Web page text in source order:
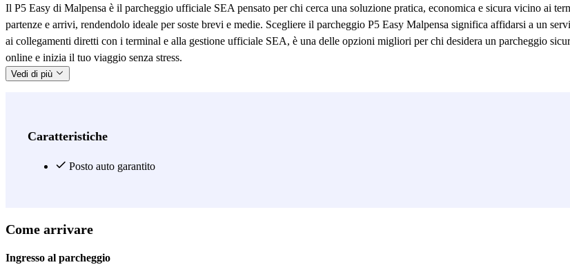
Il P5 Easy di Malpensa è il parcheggio ufficiale SEA pensato per chi cerca una soluzione pratica, economica e sicura vicino ai
partenze e arrivi, rendendolo ideale per soste brevi e medie. Scegliere il parcheggio P5 Easy Malpensa significa affidarsi a un
ai collegamenti diretti con i terminal e alla gestione ufficiale SEA, è una delle opzioni migliori per chi desidera un parcheggio
online e inizia il tuo viaggio senza stress.
Vedi di più
Caratteristiche
Posto auto garantito
Come arrivare
Ingresso al parcheggio